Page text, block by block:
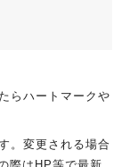
らハートマークや
。変更される場合